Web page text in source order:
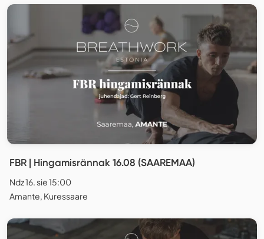
FBR | Hingamisrännak 16.08 (SAAREMAA)
Ndz 16. sie 15:00
Amante, Kuressaare